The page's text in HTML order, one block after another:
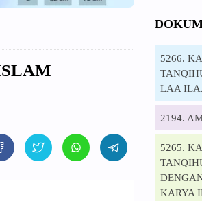
5266.
LAA
2194.
5265.
KARYA